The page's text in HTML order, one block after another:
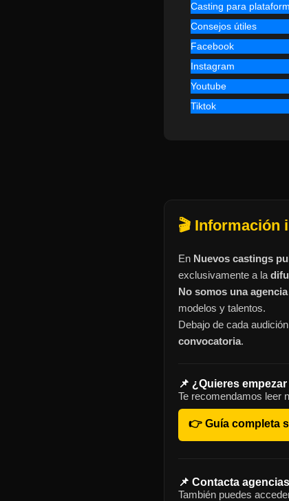
Casting para
Consejos útiles
Facebook
Instagram
Youtube
Tiktok
🎬 Información
En Nuevos castings
exclusivamente a la
No somos una
modelos y talentos.
Debajo de cada
convocatoria.
📌 ¿Quieres
Te recomendamos leer
👉 Guía completa
📌 Contacta
También puedes